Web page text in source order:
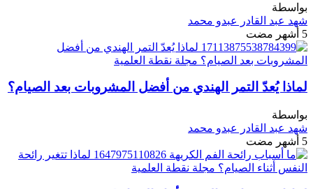
بواسطة
شهد عبد القادر عبدو محمد
5 أشهر مضت
لماذا يُعدّ التمر الهندي من أفضل المشروبات بعد الصيام؟
بواسطة
شهد عبد القادر عبدو محمد
5 أشهر مضت